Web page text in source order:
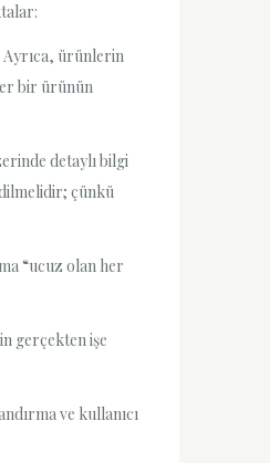
ürünlerin
bir ürünün
detaylı bilgi
çünkü
“ucuz olan her
gerçekten işe
ve kullanıcı